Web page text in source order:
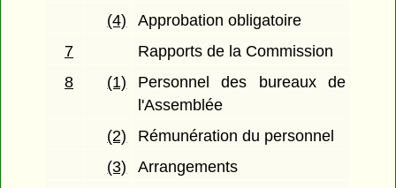
(4)
Approbation obligatoire
7
Rapports de la Commission
8
(1)
Personnel des bureaux de
l'Assemblée
(2)
Rémunération du personnel
(3)
Arrangements